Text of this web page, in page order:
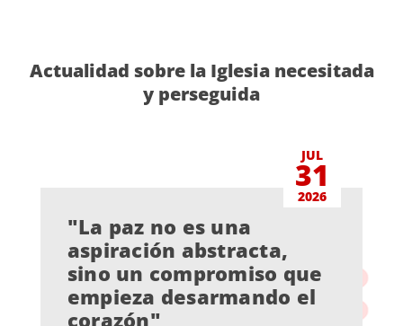
Actualidad sobre la Iglesia necesitada
y perseguida
JUL
31
2026
"La paz no es una
aspiración abstracta,
sino un compromiso que
empieza desarmando el
corazón"